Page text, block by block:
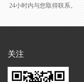
24小时内与您取得联系。
关注